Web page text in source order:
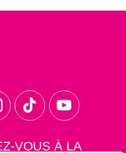
VOUS À LA